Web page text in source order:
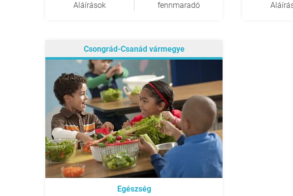
Aláírások fennmaradó
Csongrád-Csanád vármegye
Egészség